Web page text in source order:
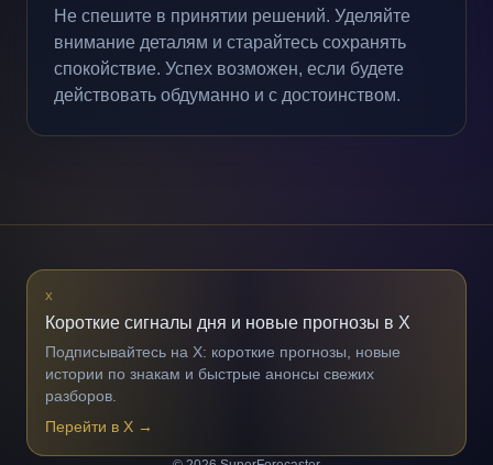
Не спешите в принятии решений. Уделяйте
внимание деталям и старайтесь сохранять
спокойствие. Успех возможен, если будете
действовать обдуманно и с достоинством.
X
Короткие сигналы дня и новые прогнозы в X
Подписывайтесь на X: короткие прогнозы, новые
истории по знакам и быстрые анонсы свежих
разборов.
Перейти в X →